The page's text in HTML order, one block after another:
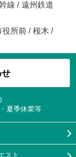
線 / 遠州鉄道
役所前 / 桜木 /
夏季休業等
スト